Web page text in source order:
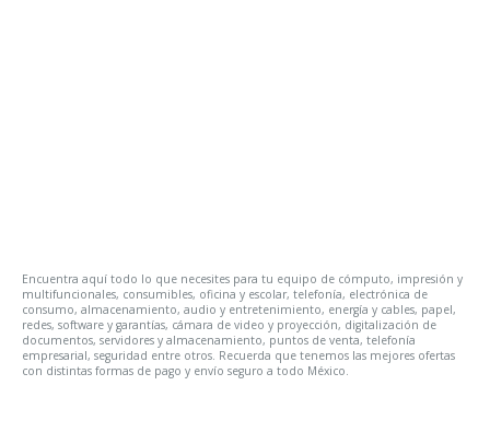
Encuentra aquí todo lo que necesites para tu equipo de cómputo, impresión y
multifuncionales, consumibles, oficina y escolar, telefonía, electrónica de
consumo, almacenamiento, audio y entretenimiento, energía y cables, papel,
redes, software y garantías, cámara de video y proyección, digitalización de
documentos, servidores y almacenamiento, puntos de venta, telefonía
empresarial, seguridad entre otros. Recuerda que tenemos las mejores ofertas
con distintas formas de pago y envío seguro a todo México.